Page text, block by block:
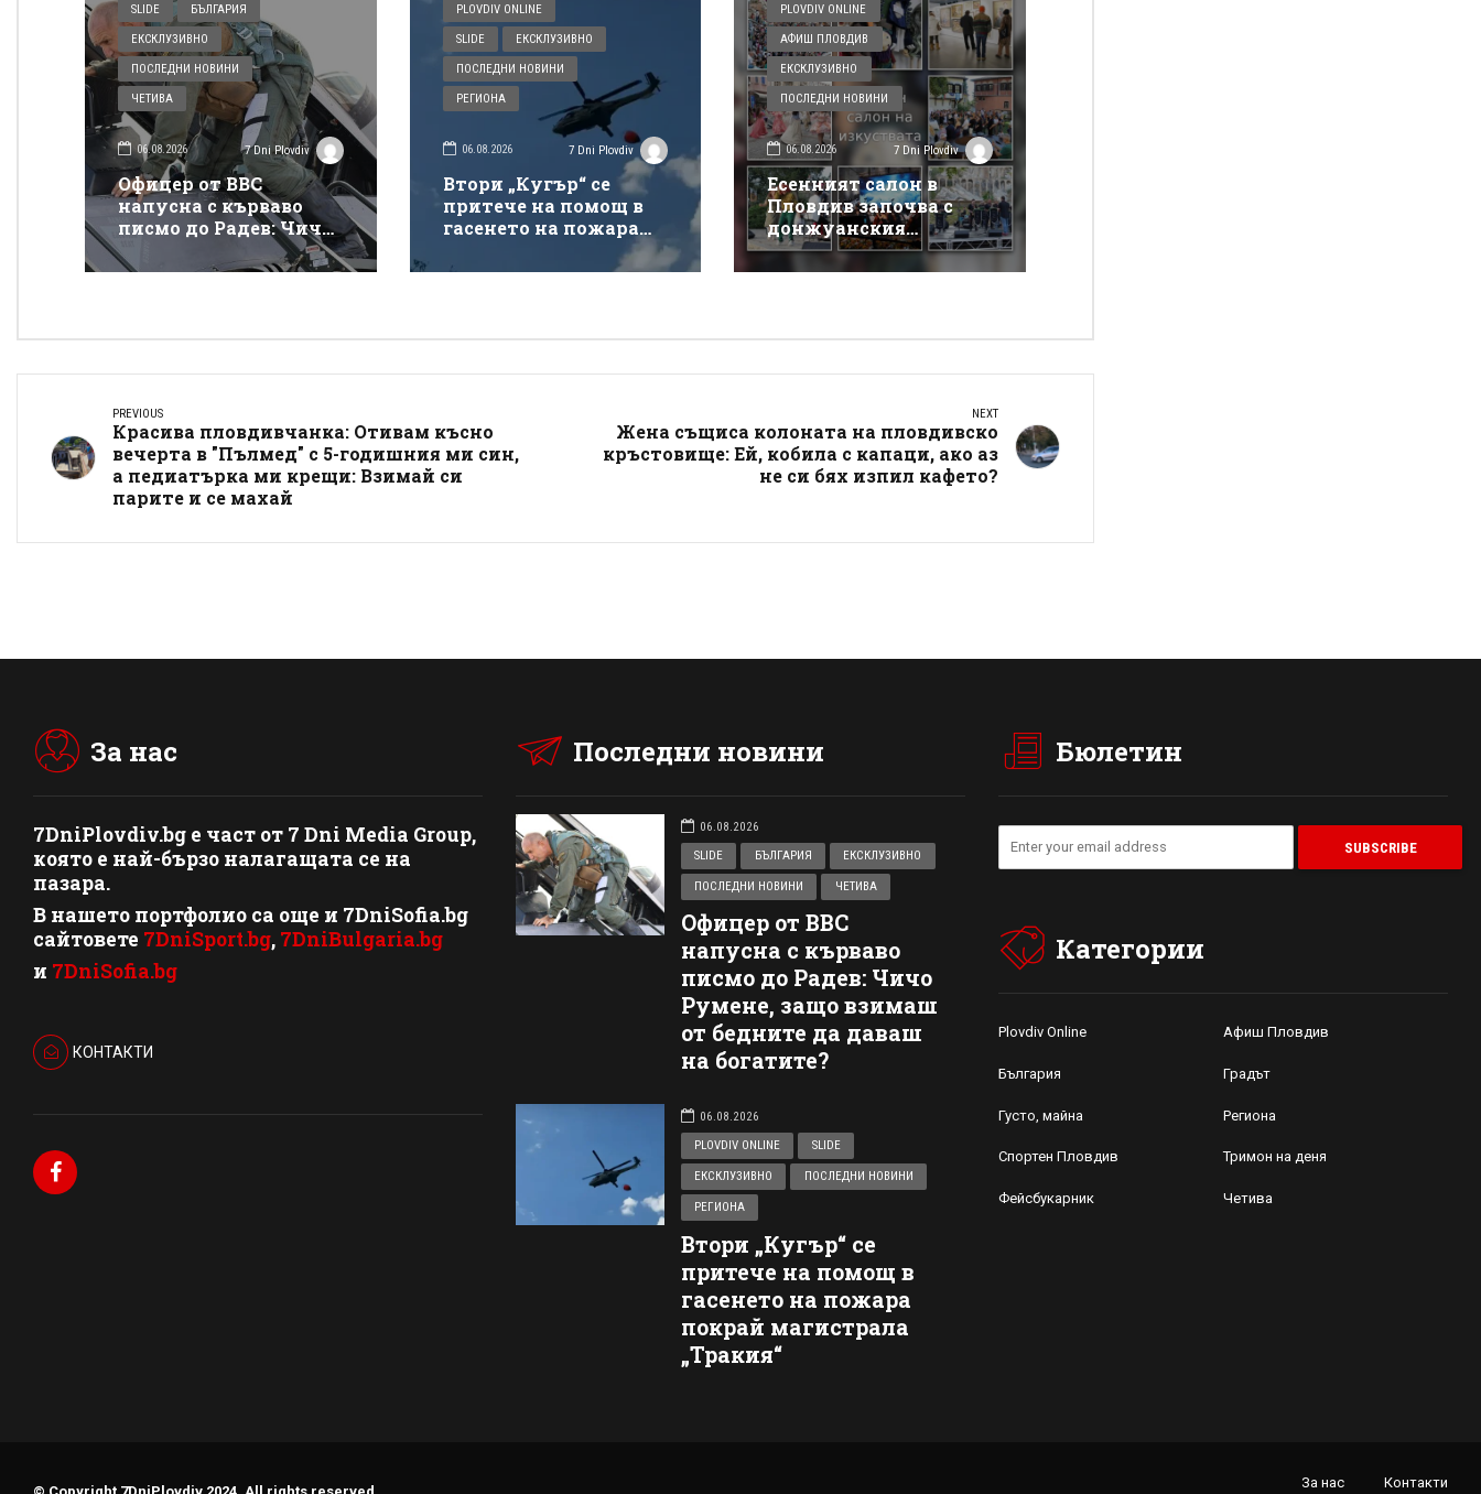
SLIDE БЪЛГАРИЯ
ЕКСКЛУЗИВНО
ПОСЛЕДНИ НОВИНИ
ЧЕТИВА
06.08.2026 7 Dni Plovdiv
Офицер от ВВС
напусна с кърваво
писмо до Радев: Чичо
Румене, защо взимаш
от бедните да даваш
PLOVDIV ONLINE
SLIDE ЕКСКЛУЗИВНО
ПОСЛЕДНИ НОВИНИ
РЕГИОНА
06.08.2026 7 Dni Plovdiv
Втори „Кугър“ се
притече на помощ в
гасенето на пожара
покрай магистрала
„Тракия“
PLOVDIV ONLINE
АФИШ ПЛОВДИВ
ЕКСКЛУЗИВНО
ПОСЛЕДНИ НОВИНИ
06.08.2026 7 Dni Plovdiv
Есенният салон в
Пловдив започва с
донжуанския
спектакъл на Деян
Донков
PREVIOUS
Красива пловдивчанка: Отивам късно
вечерта в "Пълмед" с 5-годишния ми син,
а педиатърка ми крещи: Взимай си
парите и се махай
NEXT
Жена същиса колоната на пловдивско
кръстовище: Ей, кобила с капаци, ако аз
не си бях изпил кафето?
За нас
7DniPlovdiv.bg e част от 7 Dni Media Group,
която е най-бързо налагащата се на
пазара.
В нашето портфолио са още и 7DniSofia.bg
сайтовете 7DniSport.bg, 7DniBulgaria.bg
и 7DniSofia.bg
КОНТАКТИ
Последни новини
06.08.2026
SLIDE
БЪЛГАРИЯ ЕКСКЛУЗИВНО
ПОСЛЕДНИ НОВИНИ ЧЕТИВА
Офицер от ВВС
напусна с кърваво
писмо до Радев: Чичо
Румене, защо взимаш
от бедните да даваш
на богатите?
06.08.2026
PLOVDIV ONLINE
SLIDE
ЕКСКЛУЗИВНО ПОСЛЕДНИ НОВИНИ
РЕГИОНА
Втори „Кугър“ се
притече на помощ в
гасенето на пожара
покрай магистрала
„Тракия“
Бюлетин
Категории
Plovdiv Online Афиш Пловдив
България Градът
Густо, майна Региона
Спортен Пловдив Тримон на деня
Фейсбукарник Четива
За нас Контакти